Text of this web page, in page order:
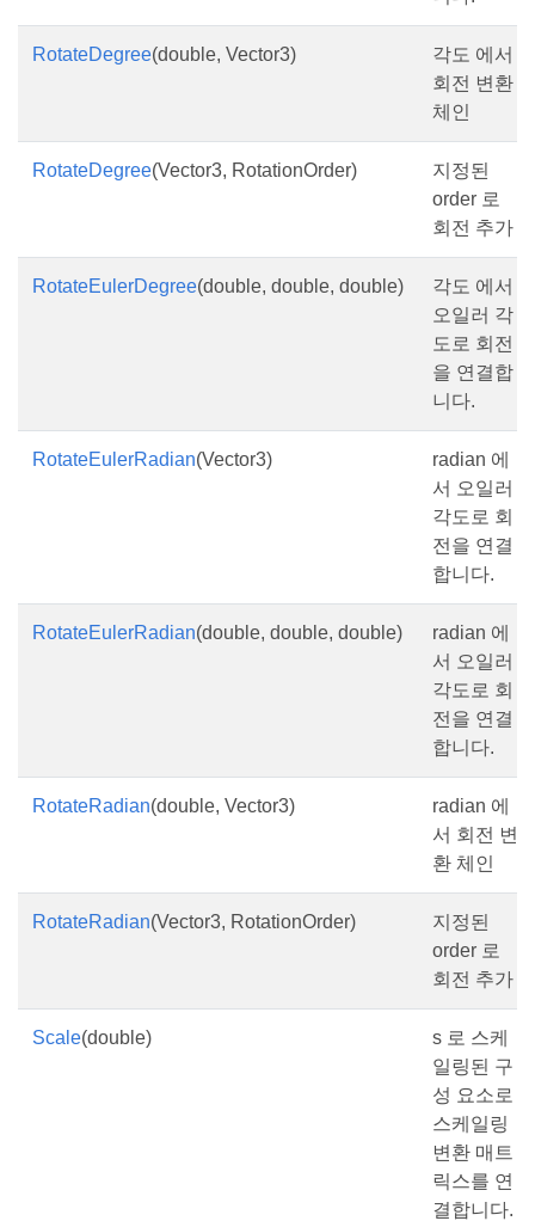
RotateDegree(double, Vector3)
각도 에서
회전 변환
체인
RotateDegree(Vector3, RotationOrder)
지정된
order 로
회전 추가
RotateEulerDegree(double, double, double)
각도 에서
오일러 각
도로 회전
을 연결합
니다.
RotateEulerRadian(Vector3)
radian 에
서 오일러
각도로 회
전을 연결
합니다.
RotateEulerRadian(double, double, double)
radian 에
서 오일러
각도로 회
전을 연결
합니다.
RotateRadian(double, Vector3)
radian 에
서 회전 변
환 체인
RotateRadian(Vector3, RotationOrder)
지정된
order 로
회전 추가
Scale(double)
s 로 스케
일링된 구
성 요소로
스케일링
변환 매트
릭스를 연
결합니다.